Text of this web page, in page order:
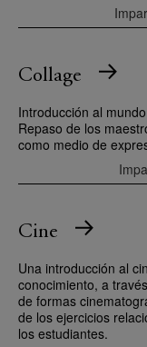
Collage
Introducción al
Repaso de los
como medio de
Cine
Una introducción al
conocimiento, a
de formas
de los ejercicios
los estudiantes.